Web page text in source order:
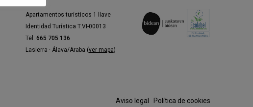
Apartamentos turísticos 1 llave
Identidad Turística T.VI-00013
Tel: 665 705 136
Lasierra · Álava/Araba (ver mapa)
Aviso legal Política de cookies